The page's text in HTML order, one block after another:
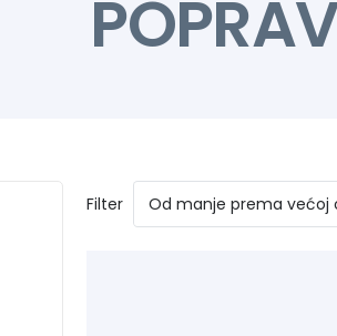
Filter